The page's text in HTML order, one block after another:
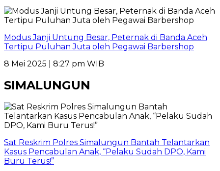
Modus Janji Untung Besar, Peternak di Banda Aceh
Tertipu Puluhan Juta oleh Pegawai Barbershop
8 Mei 2025 | 8:27 pm WIB
SIMALUNGUN
Sat Reskrim Polres Simalungun Bantah Telantarkan
Kasus Pencabulan Anak, “Pelaku Sudah DPO, Kami
Buru Terus!”